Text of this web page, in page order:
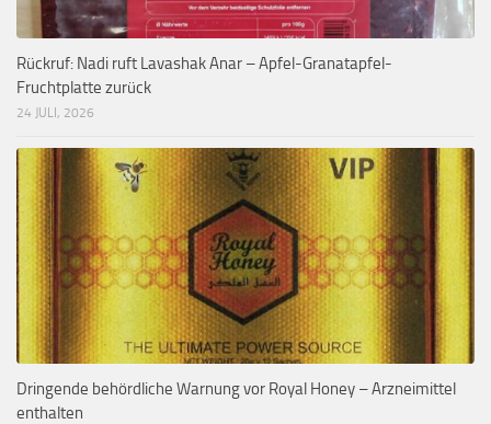
Rückruf: Nadi ruft Lavashak Anar – Apfel-Granatapfel-
Fruchtplatte zurück
24 JULI, 2026
Dringende behördliche Warnung vor Royal Honey – Arzneimittel
enthalten